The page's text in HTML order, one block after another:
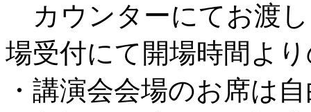
カウンターにてお渡
場受付にて開場時間よ
・講演会会場のお席は